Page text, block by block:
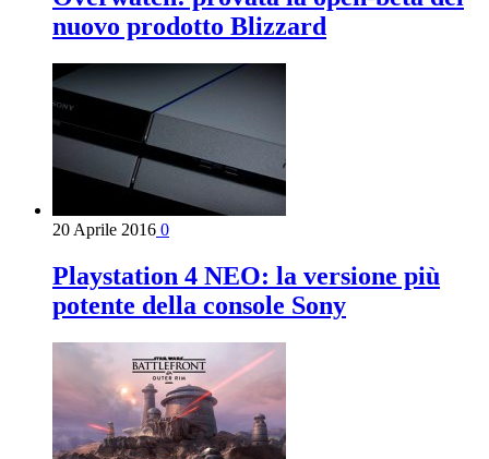
nuovo prodotto Blizzard
20 Aprile 2016 0
Playstation 4 NEO: la versione più
potente della console Sony